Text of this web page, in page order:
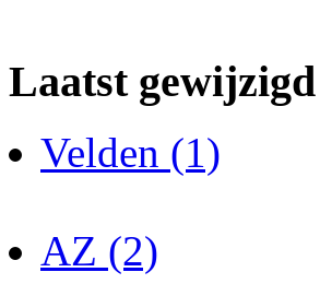
Laatst gewijzigd
Velden (1)
AZ (2)